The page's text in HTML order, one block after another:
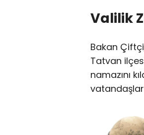
Valilik
Bakan
Tatvan
namazını